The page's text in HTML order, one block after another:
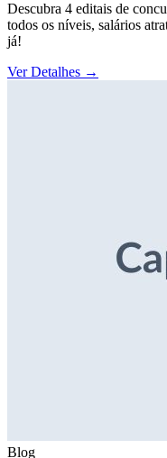
Descubra 4 editais de
todos os níveis, salários
já!
Ver Detalhes →
Blog